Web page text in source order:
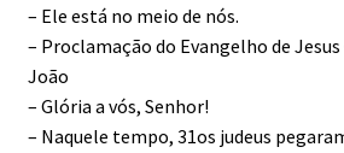
– Ele está no meio de nós.
– Proclamação do Evangelho de
João
– Glória a vós, Senhor!
– Naquele tempo, 31os judeus